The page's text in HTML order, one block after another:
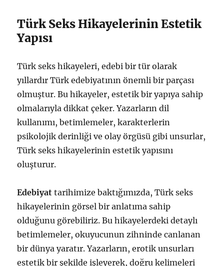
Türk Seks Hikayelerinin Estetik
Yapısı
Türk seks hikayeleri, edebi bir tür olarak
yıllardır Türk edebiyatının önemli bir parçası
olmuştur. Bu hikayeler, estetik bir yapıya sahip
olmalarıyla dikkat çeker. Yazarların dil
kullanımı, betimlemeler, karakterlerin
psikolojik derinliği ve olay örgüsü gibi unsurlar,
Türk seks hikayelerinin estetik yapısını
oluşturur.
Edebiyat tarihimize baktığımızda, Türk seks
hikayelerinin görsel bir anlatıma sahip
olduğunu görebiliriz. Bu hikayelerdeki detaylı
betimlemeler, okuyucunun zihninde canlanan
bir dünya yaratır. Yazarların, erotik unsurları
estetik bir şekilde işleyerek, doğru kelimeleri